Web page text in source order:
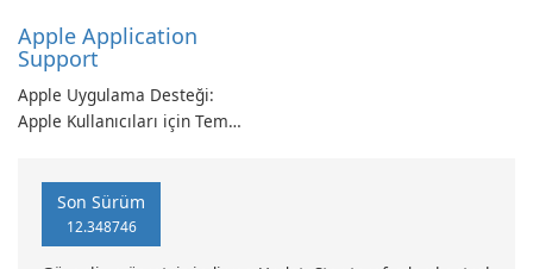
Apple Application
Support
Apple Uygulama Desteği:
Apple Kullanıcıları için Temel
Son Sürüm
12.348746